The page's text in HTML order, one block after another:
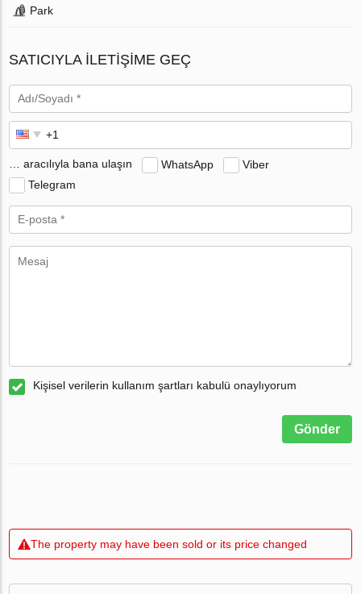
Park
SATICIYLA ILETIŞIME GEÇ
… aracılıyla bana ulaşın WhatsApp
Viber
Telegram
Kişisel verilerin kullanım şartları kabulü onaylıyorum
Gönder
The property may have been sold or its price changed